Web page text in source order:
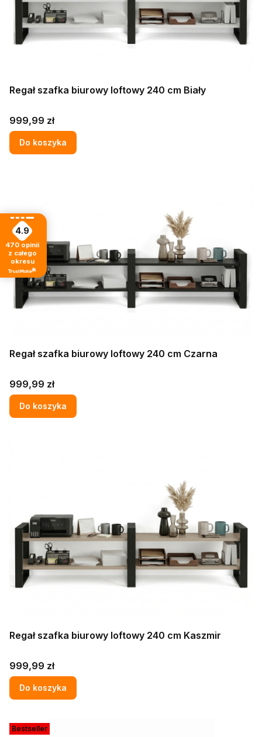
Regał szafka biurowy loftowy 240 cm Biały
Cena
999,99 zł
Do koszyka
Regał szafka biurowy loftowy 240 cm Czarna
Cena
999,99 zł
Do koszyka
Regał szafka biurowy loftowy 240 cm Kaszmir
Cena
999,99 zł
Do koszyka
Bestseller
4.9
470 opinii
z całego
okresu